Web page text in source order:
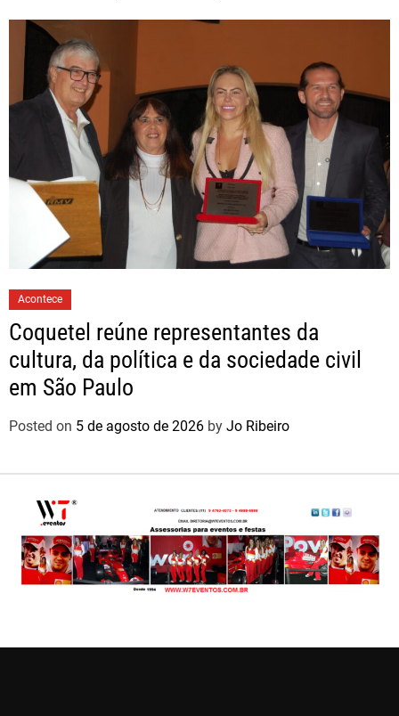
Acontece
Coquetel reúne representantes da
cultura, da política e da sociedade civil
em São Paulo
Posted on 5 de agosto de 2026 by Jo Ribeiro